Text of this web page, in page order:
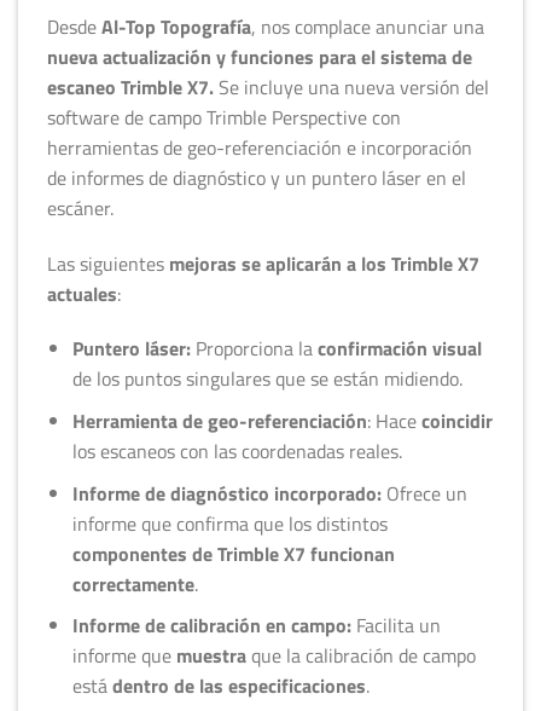
DesdeAl-Top Topografía, nos complace anunciar una
nueva actualización y funciones para el sistema de
escaneo Trimble X7.Se incluye una nueva versión del
software de campo Trimble Perspective con
herramientas de geo-referenciación e incorporación
de informes de diagnóstico y un puntero láser en el
escáner.
Las siguientes mejoras se aplicarán a los Trimble X7
actuales:
Puntero láser:Proporciona laconfirmación visual
de los puntos singulares que se están midiendo.
Herramienta de geo-referenciación: Hacecoincidir
los escaneos con las coordenadas reales.
Informe de diagnóstico incorporado:Ofrece un
informe que confirma que los distintos
componentes de Trimble X7 funcionan
correctamente.
Informe de calibración en campo:Facilita un
informe quemuestraque la calibración de campo
estádentro de las especificaciones.